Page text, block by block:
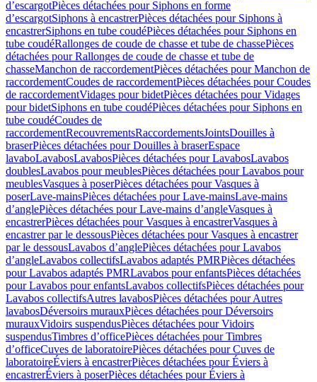
d’escargotPièces détachées pour Siphons en forme
d’escargotSiphons à encastrerPièces détachées pour Siphons à
encastrerSiphons en tube coudéPièces détachées pour Siphons en
tube coudéRallonges de coude de chasse et tube de chassePièces
détachées pour Rallonges de coude de chasse et tube de
chasseManchon de raccordementPièces détachées pour Manchon de
raccordementCoudes de raccordementPièces détachées pour Coudes
de raccordementVidages pour bidetPièces détachées pour Vidages
pour bidetSiphons en tube coudéPièces détachées pour Siphons en
tube coudéCoudes de
raccordementRecouvrementsRaccordementsJointsDouilles à
braserPièces détachées pour Douilles à braserEspace
lavaboLavabosLavabosPièces détachées pour LavabosLavabos
doublesLavabos pour meublesPièces détachées pour Lavabos pour
meublesVasques à poserPièces détachées pour Vasques à
poserLave-mainsPièces détachées pour Lave-mainsLave-mains
d’anglePièces détachées pour Lave-mains d’angleVasques à
encastrerPièces détachées pour Vasques à encastrerVasques à
encastrer par le dessousPièces détachées pour Vasques à encastrer
par le dessousLavabos d’anglePièces détachées pour Lavabos
d’angleLavabos collectifsLavabos adaptés PMRPièces détachées
pour Lavabos adaptés PMRLavabos pour enfantsPièces détachées
pour Lavabos pour enfantsLavabos collectifsPièces détachées pour
Lavabos collectifsAutres lavabosPièces détachées pour Autres
lavabosDéversoirs murauxPièces détachées pour Déversoirs
murauxVidoirs suspendusPièces détachées pour Vidoirs
suspendusTimbres dʼofficePièces détachées pour Timbres
dʼofficeCuves de laboratoirePièces détachées pour Cuves de
laboratoireÉviers à encastrerPièces détachées pour Éviers à
encastrerÉviers à poserPièces détachées pour Éviers à